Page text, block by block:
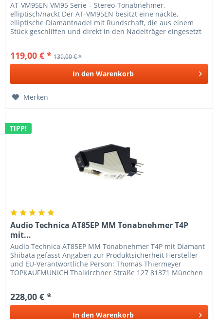
AT-VM95EN VM95 Serie – Stereo-Tonabnehmer,
elliptisch/nackt Der AT-VM95EN besitzt eine nackte,
elliptische Diamantnadel mit Rundschaft, die aus einem
Stück geschliffen und direkt in den Nadelträger eingesetzt
119,00 € * 139,00 € *
In den Warenkorb
Merken
TIPP!
Audio Technica AT85EP MM Tonabnehmer T4P
mit...
Audio Technica AT85EP MM Tonabnehmer T4P mit Diamant
Shibata gefasst Angaben zur Produktsicherheit Hersteller
und EU-Verantwortliche Person: Thomas Thiermeyer
TOPKAUFMUNICH Thalkirchner Straße 127 81371 München
228,00 € *
In den Warenkorb